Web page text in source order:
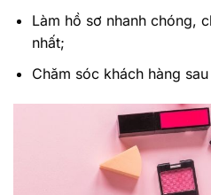
Làm hồ sơ nhanh chóng,
nhất;
Chăm sóc khách hàng